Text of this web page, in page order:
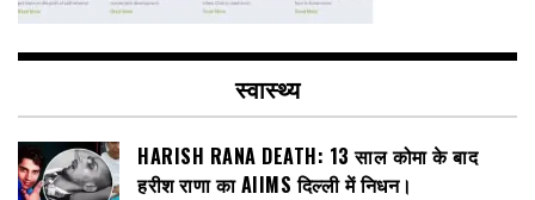
स्वास्थ्य
HARISH RANA DEATH: 13 साल कोमा के बाद
हरीश राणा का AIIMS दिल्ली में निधन।